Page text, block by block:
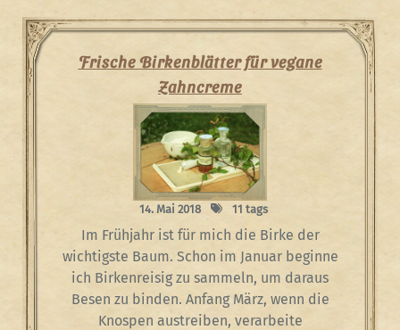
Frische Birkenblätter für vegane
Zahncreme
14. Mai 2018 11 tags
Im Frühjahr ist für mich die Birke der
wichtigste Baum. Schon im Januar beginne
ich Birkenreisig zu sammeln, um daraus
Besen zu binden. Anfang März, wenn die
Knospen austreiben, verarbeite